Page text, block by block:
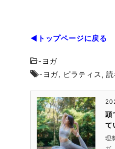
◀トップページに戻る
- ヨガ
- ヨガ, ピラティス ,
頭
て
理